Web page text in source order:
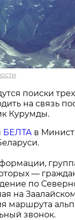
поиски
на связь
Курумды.
БЕЛТА в
—
по
на
маршрута
звонок.